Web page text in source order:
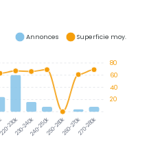
230k230-240k240-250k250-260k260-270k270-280k
80
60
40
20
Annonces Superficie moy.